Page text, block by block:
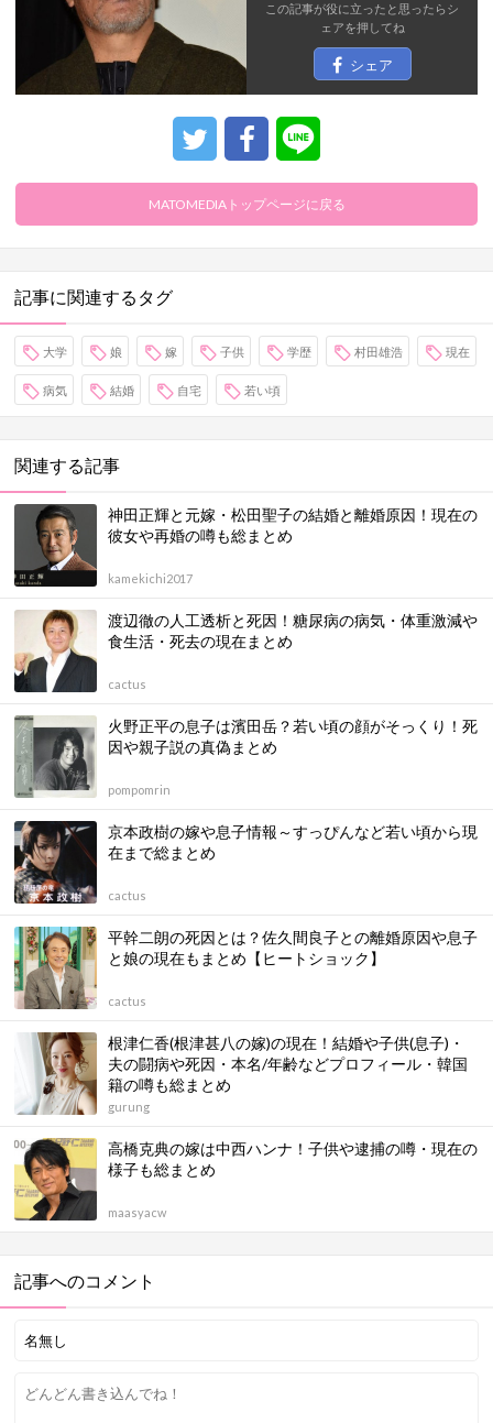
この記事が役に立ったと思ったらシ
ェアを押してね
シェア
MATOMEDIAトップページに戻る
記事に関連するタグ
大学 娘 嫁 子供 学歴 村田雄浩 現在
病気 結婚 自宅 若い頃
関連する記事
神田正輝と元嫁・松田聖子の結婚と離婚原因！現在の
彼女や再婚の噂も総まとめ
kamekichi2017
渡辺徹の人工透析と死因！糖尿病の病気・体重激減や
食生活・死去の現在まとめ
cactus
火野正平の息子は濱田岳？若い頃の顔がそっくり！死
因や親子説の真偽まとめ
pompomrin
京本政樹の嫁や息子情報～すっぴんなど若い頃から現
在まで総まとめ
cactus
平幹二朗の死因とは？佐久間良子との離婚原因や息子
と娘の現在もまとめ【ヒートショック】
cactus
根津仁香(根津甚八の嫁)の現在！結婚や子供(息子)・
夫の闘病や死因・本名/年齢などプロフィール・韓国
籍の噂も総まとめ
gurung
高橋克典の嫁は中西ハンナ！子供や逮捕の噂・現在の
様子も総まとめ
maasyacw
記事へのコメント